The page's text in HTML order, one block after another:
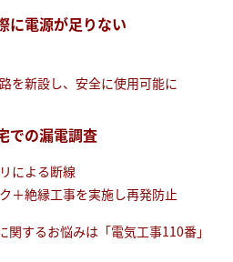
電源が足りない
を新設し、安全に使用可能に
の漏電調査
による断線
＋絶縁工事を実施し再発防止
するお悩みは「電気工事110番」